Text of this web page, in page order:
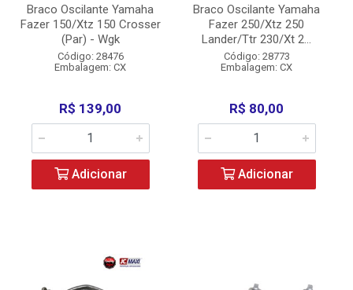
Braco Oscilante Yamaha
Fazer 150/Xtz 150 Crosser
(Par) - Wgk
Código: 28476
Embalagem: CX
R$ 139,00
Adicionar
Braco Oscilante Yamaha
Fazer 250/Xtz 250
Lander/Ttr 230/Xt 2...
Código: 28773
Embalagem: CX
R$ 80,00
Adicionar